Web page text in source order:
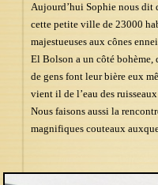
Aujourd’hui Sophie nous dit
cette petite ville de 23000
majestueuses aux cônes
El Bolson a un côté bohème,
de gens font leur bière eux
vient il de l’eau des
Nous faisons aussi la
magnifiques couteaux